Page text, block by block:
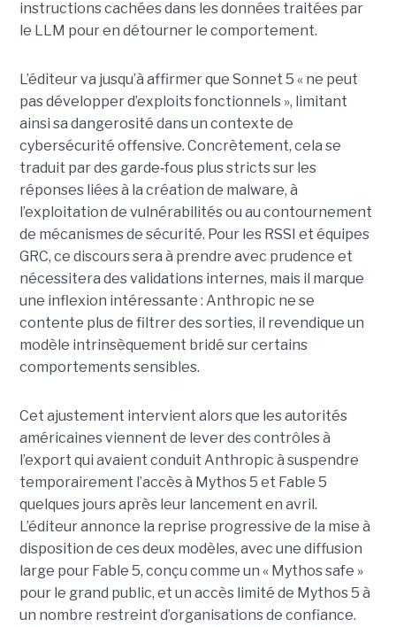
instructions cachées dans les données traitées par
le LLM pour en détourner le comportement.
L’éditeur va jusqu’à affirmer que Sonnet 5 « ne peut
pas développer d’exploits fonctionnels », limitant
ainsi sa dangerosité dans un contexte de
cybersécurité offensive. Concrètement, cela se
traduit par des garde‑fous plus stricts sur les
réponses liées à la création de malware, à
l’exploitation de vulnérabilités ou au contournement
de mécanismes de sécurité. Pour les RSSI et équipes
GRC, ce discours sera à prendre avec prudence et
nécessitera des validations internes, mais il marque
une inflexion intéressante : Anthropic ne se
contente plus de filtrer des sorties, il revendique un
modèle intrinsèquement bridé sur certains
comportements sensibles.
Cet ajustement intervient alors que les autorités
américaines viennent de lever des contrôles à
l’export qui avaient conduit Anthropic à suspendre
temporairement l’accès à Mythos 5 et Fable 5
quelques jours après leur lancement en avril.
L’éditeur annonce la reprise progressive de la mise à
disposition de ces deux modèles, avec une diffusion
large pour Fable 5, conçu comme un « Mythos safe »
pour le grand public, et un accès limité de Mythos 5 à
un nombre restreint d’organisations de confiance.